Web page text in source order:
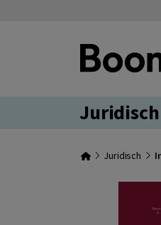
Juridisch
Juridisch